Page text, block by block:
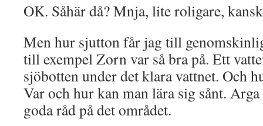
OK. Såhär då? Mnja, lite roligare,
Men hur sjutton får jag till
till exempel Zorn var så bra på. Ett
sjöbotten under det klara vattnet. Och
Var och hur kan man lära sig sånt.
goda råd på det området.